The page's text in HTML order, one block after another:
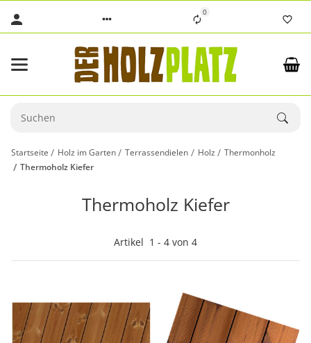
0
Startseite Holz im Garten Terrassendielen Holz
Thermonholz
Thermoholz Kiefer
Thermoholz Kiefer
Artikel 1 - 4 von 4